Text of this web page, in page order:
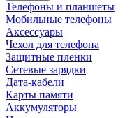
Телефоны и планшеты
Мобильные телефоны
Аксессуары
Чехол для телефона
Защитные пленки
Сетевые зарядки
Дата-кабели
Карты памяти
Аккумуляторы